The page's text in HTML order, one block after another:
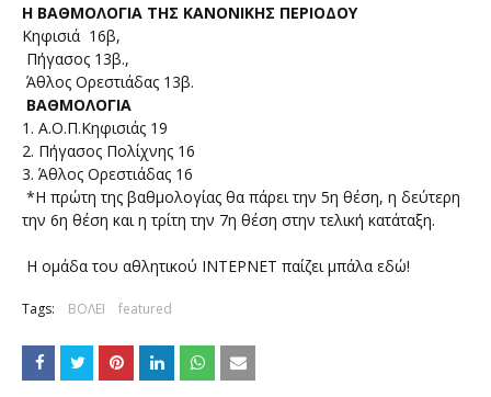
Η ΒΑΘΜΟΛΟΓΙΑ ΤΗΣ ΚΑΝΟΝΙΚΗΣ ΠΕΡΙΟΔΟΥ
Κηφισιά 16β,
Πήγασος 13β.,
Άθλος Ορεστιάδας 13β.
ΒΑΘΜΟΛΟΓΙΑ
1. Α.Ο.Π.Κηφισιάς 19
2. Πήγασος Πολίχνης 16
3. Άθλος Ορεστιάδας 16
*Η πρώτη της βαθμολογίας θα πάρει την 5η θέση, η δεύτερη
την 6η θέση και η τρίτη την 7η θέση στην τελική κατάταξη.
Η ομάδα του αθλητικού ΙΝΤΕΡΝΕΤ παίζει μπάλα εδώ!
Tags: ΒΟΛΕΙ featured